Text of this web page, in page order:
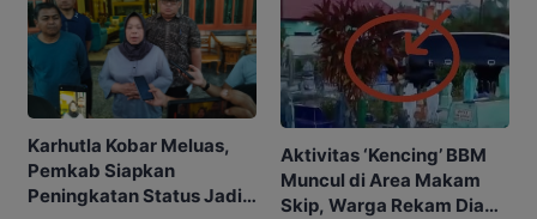
Karhutla Kobar Meluas,
Pemkab Siapkan
Peningkatan Status Jadi
Aktivitas ‘Kencing’ BBM
Muncul di Area Makam
Skip, Warga Rekam Diam-